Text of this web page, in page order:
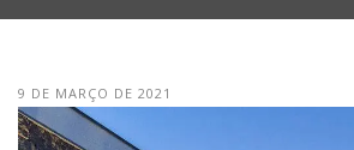
9 DE MARÇO DE 2021